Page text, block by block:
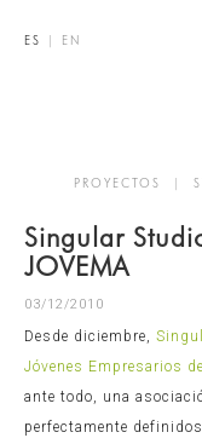
ES | EN
PROYECTOS |
Singular
JOVEMA
03/12/2010
Desde diciembre,
Jóvenes Empresarios
ante todo, una
perfectamente